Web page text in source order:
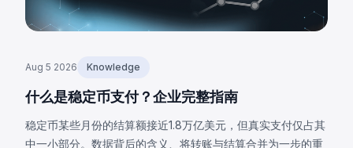
Aug 5 2026 Knowledge
什么是稳定币支付？企业完整指南
稳定币某些月份的结算额接近1.8万亿美元，但真实支付仅占其
中一小部分。数据背后的含义、将转账与结算合并为一步的重